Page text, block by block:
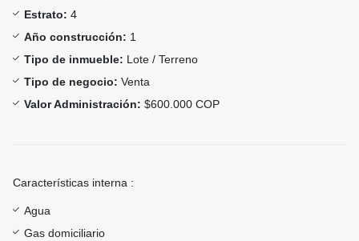
Estrato: 4
Año construcción: 1
Tipo de inmueble: Lote / Terreno
Tipo de negocio: Venta
Valor Administración: $600.000 COP
Características interna :
Agua
Gas domiciliario